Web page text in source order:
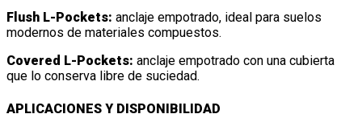
Flush L-Pockets: anclaje empotrado, ideal para suelos
modernos de materiales compuestos.
Covered L-Pockets: anclaje empotrado con una cubierta
que lo conserva libre de suciedad.
APLICACIONES Y DISPONIBILIDAD